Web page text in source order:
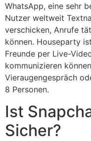
WhatsApp, eine sehr
Nutzer weltweit
verschicken, Anrufe
können. Houseparty
Freunde per Live-
kommunizieren
Vieraugengespräch
8 Personen.
Ist
Sicher?